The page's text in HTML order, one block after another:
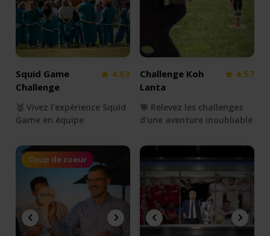
Squid Game
Challenge
4.63
🥇 Vivez l'expérience Squid
Game en équipe
Challenge Koh
Lanta
4.57
🎯 Relevez les challenges
d'une aventure inoubliable
Coup de coeur